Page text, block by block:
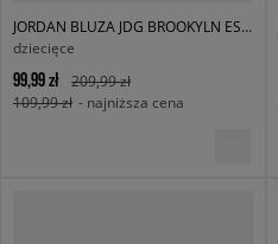
JORDAN BLUZA JDG BROOKYLN ESS FT CREW GIRL
dziecięce
99,99 zł
209,99 zł
109,99 zł - najniższa cena